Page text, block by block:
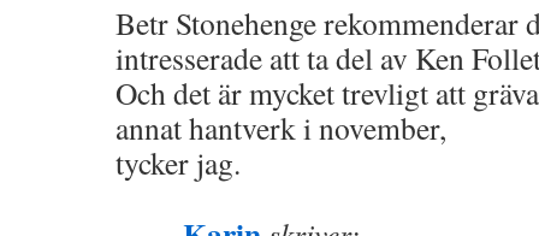
Betr Stonehenge rekommenderar
intresserade att ta del av Ken
Och det är mycket trevligt att
annat hantverk i november,
tycker jag.